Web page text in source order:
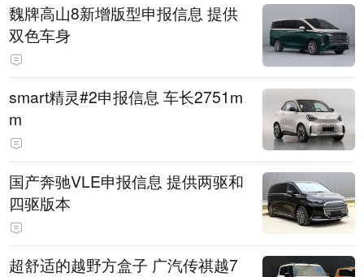
魏牌高山8新增版型申报信息 提供
双色车身
smart精灵#2申报信息 车长2751m
m
国产奔驰VLE申报信息 提供两驱和
四驱版本
超舒适的越野方盒子 广汽传祺越7